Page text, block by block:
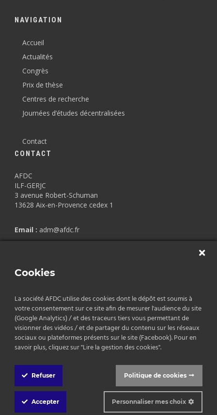
NAVIGATION
Accueil
Actualités
Congrès
Prix de thèse
Centres de recherche
Journées d’études décentralisées
Contact
CONTACT
AFDC
ILF-GERJC
3 avenue Robert-Schuman
13628 Aix-en-Provence cedex 1
Email : adm@afdc.fr
Mentions légales
Box
Cookies
La société AFDC utilise des cookies dont le dépôt est soumis à
votre consentement sur ce site afin de mesurer l'audience du site
(Google Analytics) / et des traceurs tiers vous permettant de
visionner des vidéos / et de partager du contenu sur les réseaux
sociaux ou plateformes présents sur le site (Facebook). Pour en
savoir plus, cliquez sur "Lire la gestion des cookies".
Politique de cookies
Refuser
Accepter Personnaliser mes choix